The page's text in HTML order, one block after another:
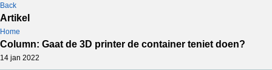
Back
Artikel
Home
Column: Gaat de 3D printer de container teniet doen?
14 jan 2022